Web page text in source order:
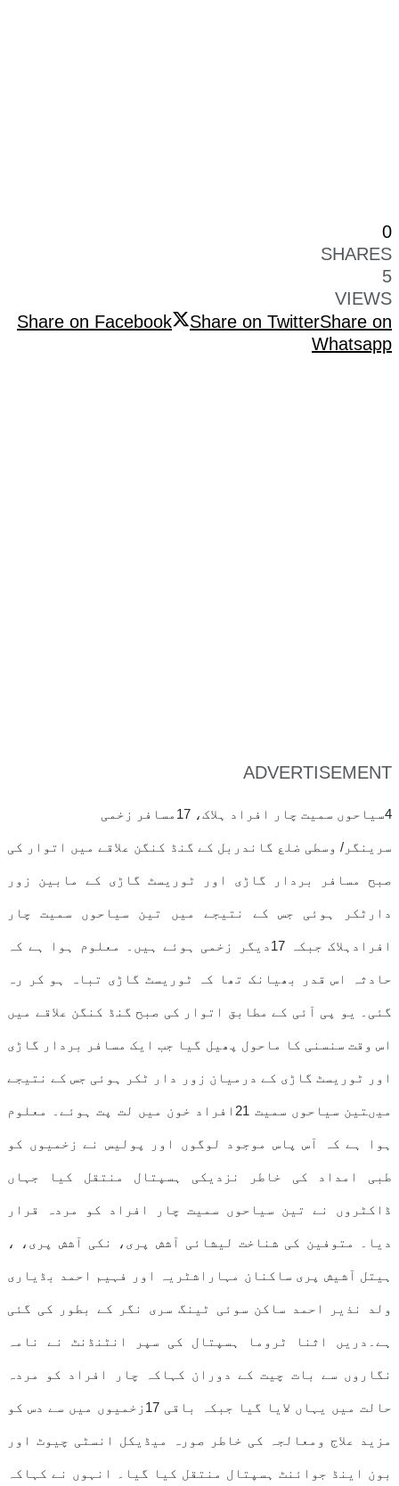
0
SHARES
5
VIEWS
Share on Facebook
Share on TwitterShare on
Whatsapp
ADVERTISEMENT
4سیاحوں سمیت چار افراد ہلاک، 17مسافر زخمی
سرینگر/ وسطی ضلع گاندربل کے گنڈ کنگن علاقے میں اتوار کی
صبح مسافر بردار گاڑی اور ٹوریسٹ گاڑی کے مابین زور
دارٹکر ہوئی جس کے نتیجے میں تین سیاحوں سمیت چار
افرادہلاک جبکہ 17دیگر زخمی ہوئے ہیں۔ معلوم ہوا ہے کہ
حادثہ اس قدر بھیانک تھا کہ ٹوریسٹ گاڑی تباہ ہو کر رہ
گئی۔ یو پی آئی کے مطابق اتوار کی صبح گنڈ کنگن علاقے میں
اس وقت سنسنی کا ماحول پھیل گیا جب ایک مسافر بردار گاڑی
اور ٹوریسٹ گاڑی کے درمیان زور دار ٹکر ہوئی جس کے نتیجے
میںتین سیاحوں سمیت 21افراد خون میں لت پت ہوئے۔ معلوم
ہوا ہے کہ آس پاس موجود لوگوں اور پولیس نے زخمیوں کو
طبی امداد کی خاطر نزدیکی ہسپتال منتقل کیا جہاں
ڈاکٹروں نے تین سیاحوں سمیت چار افراد کو مردہ قرار
دیا۔ متوفین کی شناخت لیشائی آشش پری، نکی آشش پری، ،
ہیتل آشیش پری ساکنان مہاراشٹریہ اور فہیم احمد بڈیاری
ولد نذیر احمد ساکن سوئی ٹینگ سری نگر کے بطور کی گئی
ہے۔دریں اثنا ٹروما ہسپتال کی سپر انٹنڈنٹ نے نامہ
نگاروں سے بات چیت کے دوران کہاکہ چار افراد کو مردہ
حالت میں یہاں لایا گیا جبکہ باقی 17زخمیوں میں سے دس کو
مزید علاج ومعالجہ کی خاطر صورہ میڈیکل انسٹی چیوٹ اور
بون اینڈ جوائنٹ ہسپتال منتقل کیا گیا۔ انہوں نے کہاکہ